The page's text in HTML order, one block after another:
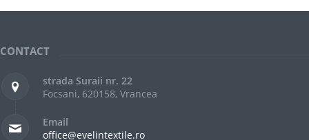
CONTACT
strada Suraii nr. 22
Focsani, 620158, Vrancea
Email
office@evelintextile.ro